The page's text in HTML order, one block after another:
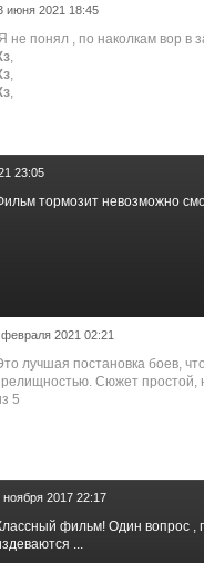
июня 2021 18:45
не понял , по наколкам вор в
,
,
,
23:05
тормозит невозможно
февраля 2021 02:21
лучшая постановка боев,
Сюжет простой,
5
ноября 2017 22:17
фильм! Один вопрос ,
...